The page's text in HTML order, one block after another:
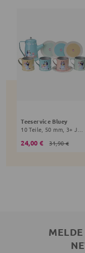
Teeservice Bluey
24,00 € 31,90 €